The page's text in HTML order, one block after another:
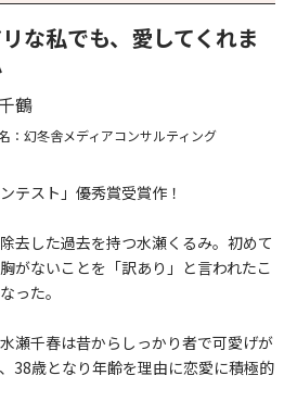
な私でも、愛してくれま
鶴
：幻冬舎メディアコンサルティング
テスト」優秀賞受賞作！
去した過去を持つ水瀬くるみ。初めて
がないことを「訳あり」と言われたこ
った。
瀬千春は昔からしっかり者で可愛げが
38歳となり年齢を理由に恋愛に積極的